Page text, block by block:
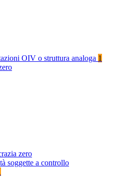
OIV o struttura analoga 1
zero
soggette a controllo